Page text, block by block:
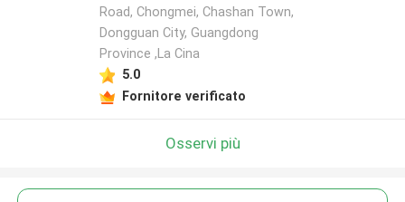
Road, Chongmei, Chashan Town,
Dongguan City, Guangdong
Province ,La Cina
5.0
Fornitore verificato
Osservi più